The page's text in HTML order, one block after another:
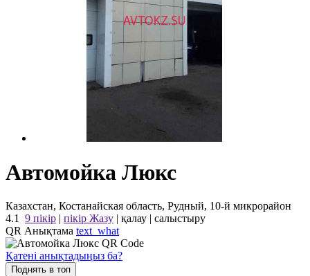
Автомойка Люкс
Казахстан, Костанайская область, Рудный, 10-й микрорайон
4.1
9 пікір | пікір Жазу | қалау | салыстыру
QR Анықтама text_what
Қатені анықтадыңыз ба?
Поднять в топ